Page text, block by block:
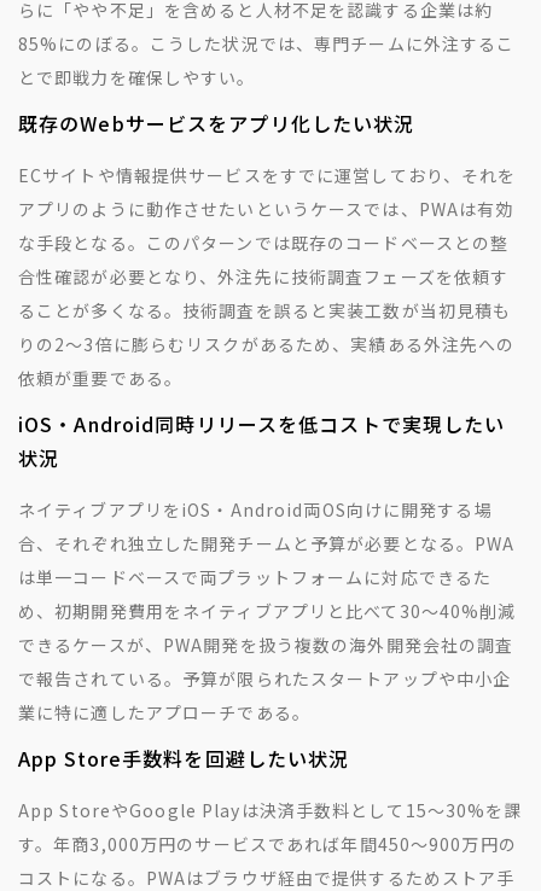
らに「やや不足」を含めると人材不足を認識する企業は約
85%にのぼる。こうした状況では、専門チームに外注するこ
とで即戦力を確保しやすい。
既存のWebサービスをアプリ化したい状況
ECサイトや情報提供サービスをすでに運営しており、それを
アプリのように動作させたいというケースでは、PWAは有効
な手段となる。このパターンでは既存のコードベースとの整
合性確認が必要となり、外注先に技術調査フェーズを依頼す
ることが多くなる。技術調査を誤ると実装工数が当初見積も
りの2〜3倍に膨らむリスクがあるため、実績ある外注先への
依頼が重要である。
iOS・Android同時リリースを低コストで実現したい
状況
ネイティブアプリをiOS・Android両OS向けに開発する場
合、それぞれ独立した開発チームと予算が必要となる。PWA
は単一コードベースで両プラットフォームに対応できるた
め、初期開発費用をネイティブアプリと比べて30〜40%削減
できるケースが、PWA開発を扱う複数の海外開発会社の調査
で報告されている。予算が限られたスタートアップや中小企
業に特に適したアプローチである。
App Store手数料を回避したい状況
App StoreやGoogle Playは決済手数料として15〜30%を課
す。年商3,000万円のサービスであれば年間450〜900万円の
コストになる。PWAはブラウザ経由で提供するためストア手